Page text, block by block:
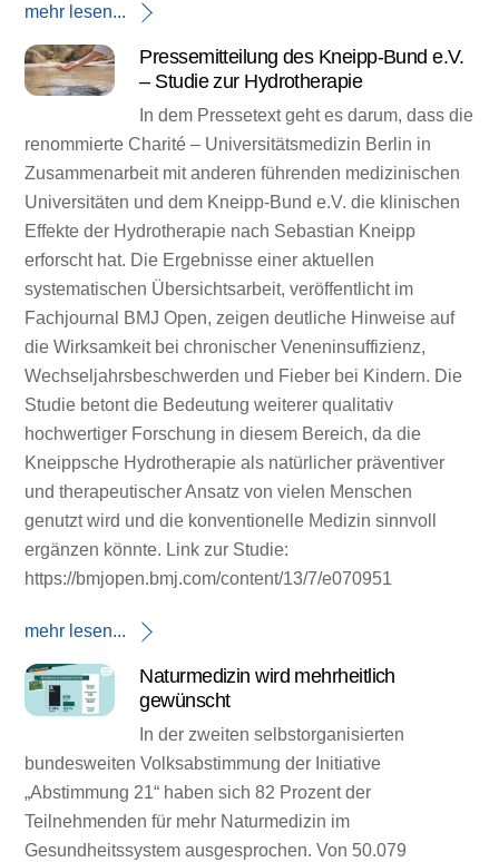
mehr lesen...
Pressemitteilung des Kneipp-Bund e.V.
– Studie zur Hydrotherapie
In dem Pressetext geht es darum, dass die
renommierte Charité – Universitätsmedizin Berlin in
Zusammenarbeit mit anderen führenden medizinischen
Universitäten und dem Kneipp-Bund e.V. die klinischen
Effekte der Hydrotherapie nach Sebastian Kneipp
erforscht hat. Die Ergebnisse einer aktuellen
systematischen Übersichtsarbeit, veröffentlicht im
Fachjournal BMJ Open, zeigen deutliche Hinweise auf
die Wirksamkeit bei chronischer Veneninsuffizienz,
Wechseljahrsbeschwerden und Fieber bei Kindern. Die
Studie betont die Bedeutung weiterer qualitativ
hochwertiger Forschung in diesem Bereich, da die
Kneippsche Hydrotherapie als natürlicher präventiver
und therapeutischer Ansatz von vielen Menschen
genutzt wird und die konventionelle Medizin sinnvoll
ergänzen könnte. Link zur Studie:
https://bmjopen.bmj.com/content/13/7/e070951
mehr lesen...
Naturmedizin wird mehrheitlich
gewünscht
In der zweiten selbstorganisierten
bundesweiten Volksabstimmung der Initiative
„Abstimmung 21“ haben sich 82 Prozent der
Teilnehmenden für mehr Naturmedizin im
Gesundheitssystem ausgesprochen. Von 50.079